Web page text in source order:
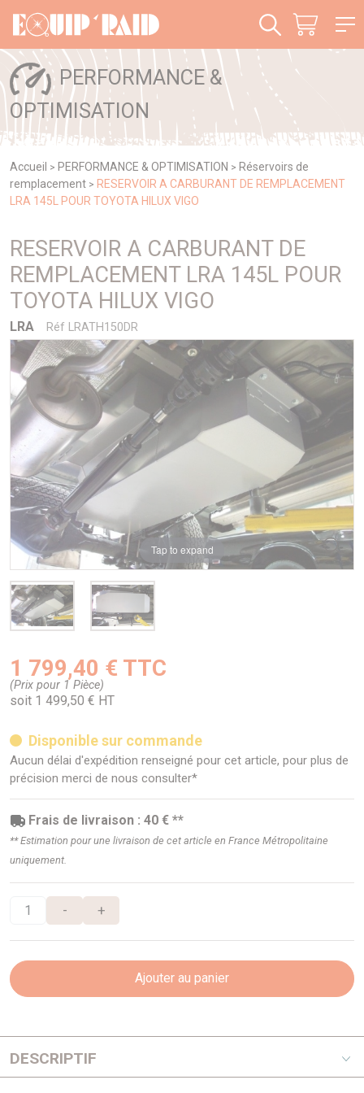
PERFORMANCE &
OPTIMISATION
Accueil > PERFORMANCE & OPTIMISATION > Réservoirs de
remplacement > RESERVOIR A CARBURANT DE REMPLACEMENT
LRA 145L POUR TOYOTA HILUX VIGO
RESERVOIR A CARBURANT DE
REMPLACEMENT LRA 145L POUR
TOYOTA HILUX VIGO
LRA Réf LRATH150DR
Tap to expand
1 799,40 € TTC
(Prix pour 1 Pièce)
soit 1 499,50 € HT
Disponible sur commande
Aucun délai d'expédition renseigné pour cet article, pour plus de
précision merci de nous consulter*
Frais de livraison : 40 € **
** Estimation pour une livraison de cet article en France Métropolitaine
uniquement.
- +
Ajouter au panier
DESCRIPTIF
Panneau de gestion des cookies